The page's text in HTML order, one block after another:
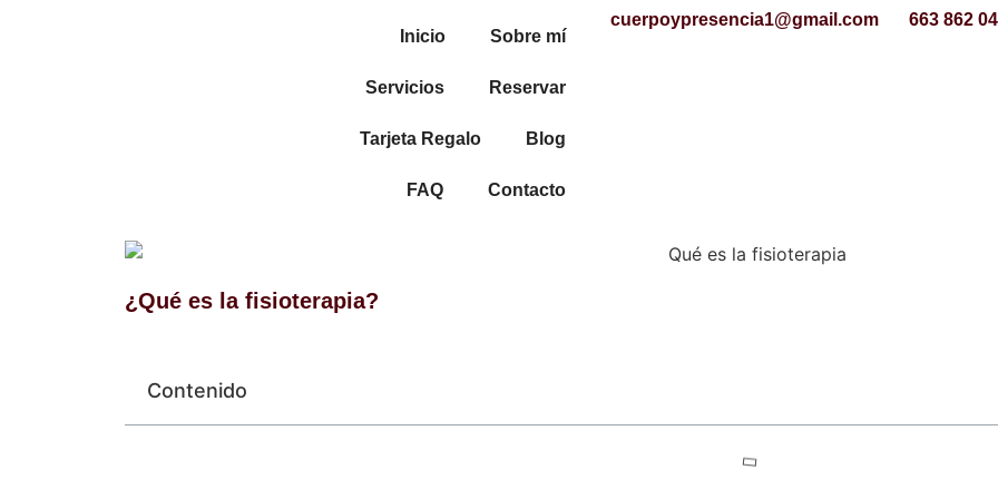
Inicio Sobre mí
Servicios Reservar
Tarjeta Regalo Blog
FAQ Contacto
cuerpoypresencia1@gmail.com 663 862
¿Qué es la fisioterapia?
Contenido